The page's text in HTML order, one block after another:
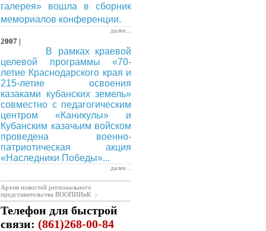
галерея» вошла в сборник
мемориалов конференции.
далее...
2007 |
В рамках краевой
целевой программы «70-
летие Краснодарского края и
215-летие освоения
казаками кубанских земель»
совместно с педагогическим
центром «Каникулы» и
Кубанским казачьим войском
проведена военно-
патриотическая акция
«Наследники Победы»...
далее...
Архив новостей регионального
представительства ВООПИИиК
Телефон для быстрой
связи: (861)268-00-84